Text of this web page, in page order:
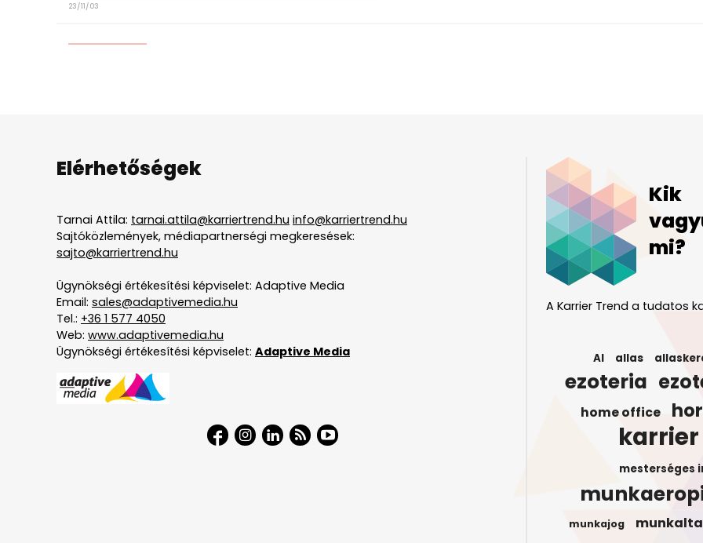
23/11/03
Elérhetőségek
Tarnai Attila: tarnai.attila@karriertrend.hu info@karriertrend.hu
Sajtóközlemények, médiapartnerségi megkeresések:
sajto@karriertrend.hu
Ügynökségi értékesítési képviselet: Adaptive Media
Email: sales@adaptivemedia.hu
Tel.: +36 1 577 4050
Web: www.adaptivemedia.hu
Ügynökségi értékesítési képviselet: Adaptive Media
Kik
mi?
A Karrier Trend a tudatos
AI allas
ezoteria
home office
karrier
mesterséges
munkajog